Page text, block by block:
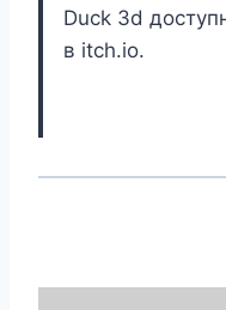
Duck 3d
в itch.io.